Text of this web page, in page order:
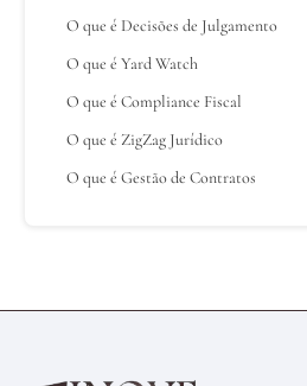
O que é Decisões de Julgamento
O que é Yard Watch
O que é Compliance Fiscal
O que é ZigZag Jurídico
O que é Gestão de Contratos